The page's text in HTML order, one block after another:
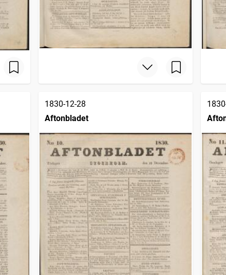
1830-12-28
Aftonbladet